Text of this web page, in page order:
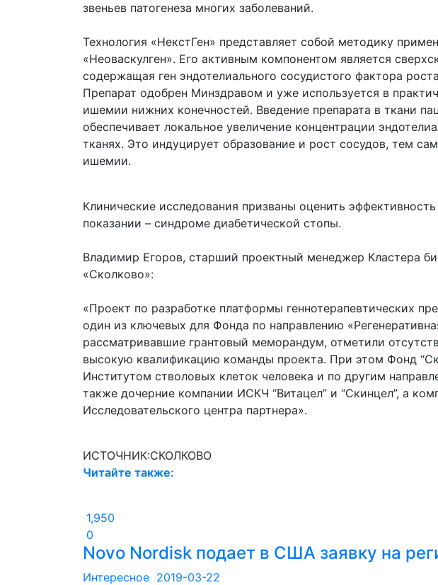
звеньев патогенеза многих заболеваний.
Технология «НекстГен» представляет собой методику
«Неоваскулген». Его активным компонентом является
содержащая ген эндотелиального сосудистого фактора
Препарат одобрен Минздравом и уже используется в
ишемии нижних конечностей. Введение препарата в ткани
обеспечивает локальное увеличение концентрации
тканях. Это индуцирует образование и рост сосудов, тем
ишемии.
Клинические исследования призваны оценить
показании – синдроме диабетической стопы.
Владимир Егоров, старший проектный менеджер Кластера
«Сколково»:
«Проект по разработке платформы геннотерапевтических
один из ключевых для Фонда по направлению
рассматривавшие грантовый меморандум, отметили
высокую квалификацию команды проекта. При этом Фонд
Институтом стволовых клеток человека и по другим
также дочерние компании ИСКЧ “Витацел” и “Скинцел”, а
Исследовательского центра партнера».
ИСТОЧНИК:СКОЛКОВО
Читайте также:
1,950
0
Novo Nordisk подает в США заявку на
Интересное 2019-03-22